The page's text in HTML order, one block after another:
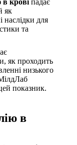
в крові падає
як
наслідки для
та
як проходить
низького
показник.
в